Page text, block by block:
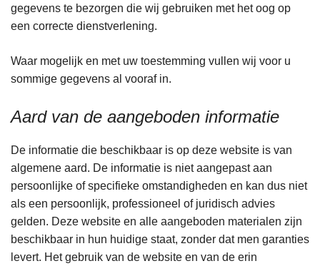
gegevens te bezorgen die wij gebruiken met het oog op
een correcte dienstverlening.
Waar mogelijk en met uw toestemming vullen wij voor u
sommige gegevens al vooraf in.
Aard van de aangeboden informatie
De informatie die beschikbaar is op deze website is van
algemene aard. De informatie is niet aangepast aan
persoonlijke of specifieke omstandigheden en kan dus niet
als een persoonlijk, professioneel of juridisch advies
gelden. Deze website en alle aangeboden materialen zijn
beschikbaar in hun huidige staat, zonder dat men garanties
levert. Het gebruik van de website en van de erin